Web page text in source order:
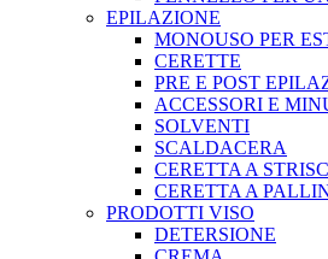
EPILAZIONE
MONOUSO PER
CERETTE
PRE E POST
ACCESSORI E
SOLVENTI
SCALDACERA
CERETTA A
CERETTA A
PRODOTTI VISO
DETERSIONE